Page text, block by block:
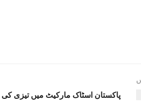
پاکستان اسٹاک مارکیٹ میں تیزی کی